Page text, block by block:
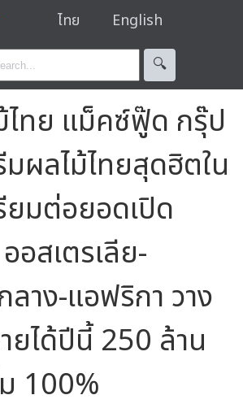
ไทย English
🔍︎
ไทย แม็คซ์ฟู๊ด กรุ๊ป
มผลไม้ไทยสุดฮิตใน
ยมต่อยอดเปิด
อสเตรเลีย-
ลาง-แอฟริกา วาง
ยได้ปีนี้ 250 ล้าน
100%